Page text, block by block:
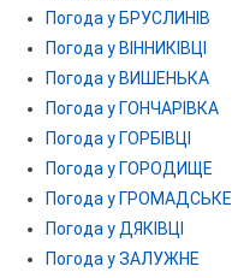
Погода у БРУСЛИНІВ
Погода у ВІННИКІВЦІ
Погода у ВИШЕНЬКА
Погода у ГОНЧАРІВКА
Погода у ГОРБІВЦІ
Погода у ГОРОДИЩЕ
Погода у ГРОМАДСЬКЕ
Погода у ДЯКІВЦІ
Погода у ЗАЛУЖНЕ